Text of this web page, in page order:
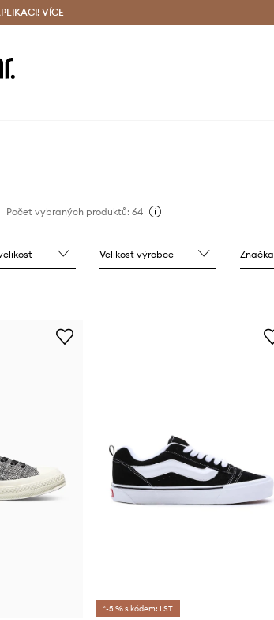
do 24 h VÍCE
Počet vybraných produktů: 64
Velikost výrobce Značka
*-5 % s kódem: LST